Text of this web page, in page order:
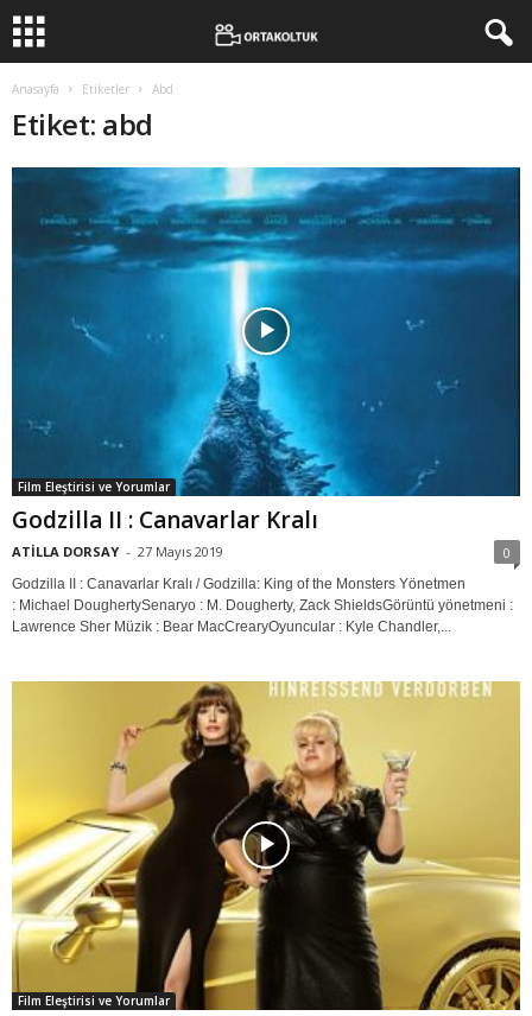
Anasayfa Etiketler Abd
Etiket: abd
Film Eleştirisi ve Yorumlar
Godzilla II : Canavarlar Kralı
ATİLLA DORSAY - 27 Mayıs 2019 0
Godzilla II : Canavarlar Kralı / Godzilla: King of the Monsters Yönetmen
: Michael DoughertySenaryo : M. Dougherty, Zack ShieldsGörüntü yönetmeni :
Lawrence Sher Müzik : Bear MacCrearyOyuncular : Kyle Chandler,...
Film Eleştirisi ve Yorumlar